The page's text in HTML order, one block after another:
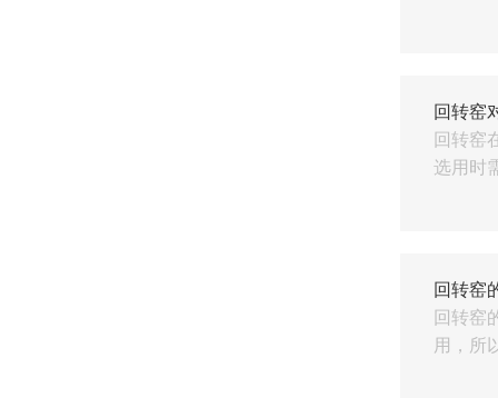
回转窑
回转窑
选用时
回转窑
回转窑
用，所